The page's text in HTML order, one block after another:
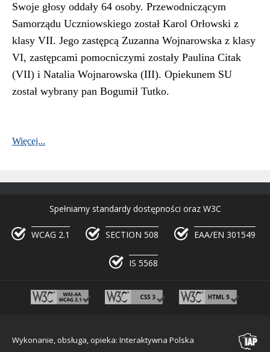
Swoje głosy oddały 64 osoby. Przewodniczącym
Samorządu Uczniowskiego został Karol Orłowski z
klasy VII. Jego zastępcą Zuzanna Wojnarowska z klasy
VI, zastępcami pomocniczymi zostały Paulina Citak
(VII) i Natalia Wojnarowska (III). Opiekunem SU
został wybrany pan Bogumił Tutko.
Więcej...
Spełniamy standardy dostępności oraz W3C
WCAG 2.1 SECTION 508 EAA/EN 301549
IS 5568
Wykonanie, obsługa, opieka: Interaktywna Polska